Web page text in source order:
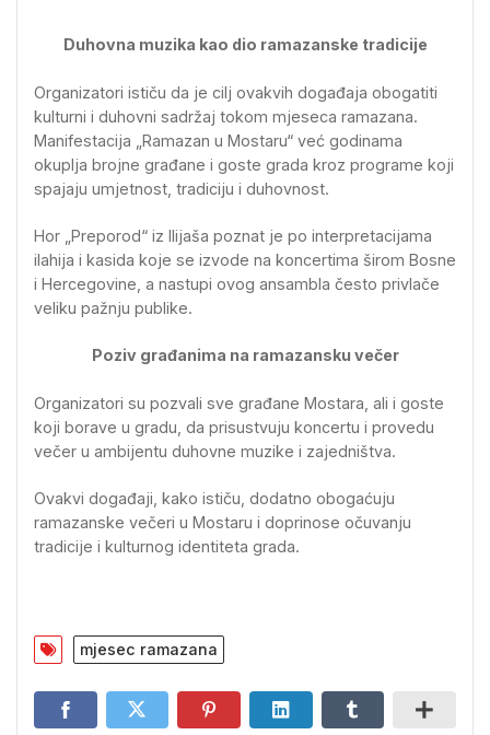
Duhovna muzika kao dio ramazanske tradicije
Organizatori ističu da je cilj ovakvih događaja obogatiti
kulturni i duhovni sadržaj tokom mjeseca ramazana.
Manifestacija „Ramazan u Mostaru“ već godinama
okuplja brojne građane i goste grada kroz programe koji
spajaju umjetnost, tradiciju i duhovnost.
Hor „Preporod“ iz Ilijaša poznat je po interpretacijama
ilahija i kasida koje se izvode na koncertima širom Bosne
i Hercegovine, a nastupi ovog ansambla često privlače
veliku pažnju publike.
Poziv građanima na ramazansku večer
Organizatori su pozvali sve građane Mostara, ali i goste
koji borave u gradu, da prisustvuju koncertu i provedu
večer u ambijentu duhovne muzike i zajedništva.
Ovakvi događaji, kako ističu, dodatno obogaćuju
ramazanske večeri u Mostaru i doprinose očuvanju
tradicije i kulturnog identiteta grada.
mjesec ramazana